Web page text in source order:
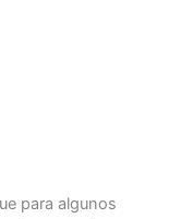
para algunos